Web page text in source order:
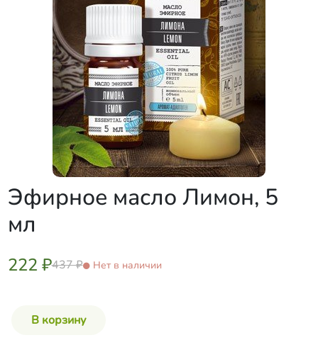
Эфирное масло Лимон, 5
мл
222 ₽437 ₽ Нет в наличии